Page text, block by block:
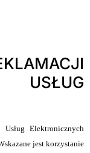
USŁUG
Elektronicznych
jest korzystanie